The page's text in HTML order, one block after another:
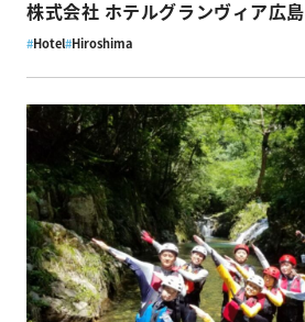
株式会社 ホテルグランヴィア広島
#Hotel#Hiroshima